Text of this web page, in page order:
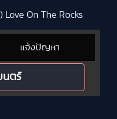
On The Rocks
แจ้งปัญหา
นตร์